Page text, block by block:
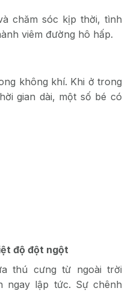
chăm sóc kịp thời, tình
viêm đường hô hấp.
không khí. Khi ở trong
gian dài, một số bé có
độ đột ngột
thú cưng từ ngoài trời
ngay lập tức. Sự chênh